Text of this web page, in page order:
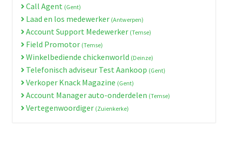
Call Agent (Gent)
Laad en los medewerker (Antwerpen)
Account Support Medewerker (Temse)
Field Promotor (Temse)
Winkelbediende chickenworld (Deinze)
Telefonisch adviseur Test Aankoop (Gent)
Verkoper Knack Magazine (Gent)
Account Manager auto-onderdelen (Temse)
Vertegenwoordiger (Zuienkerke)